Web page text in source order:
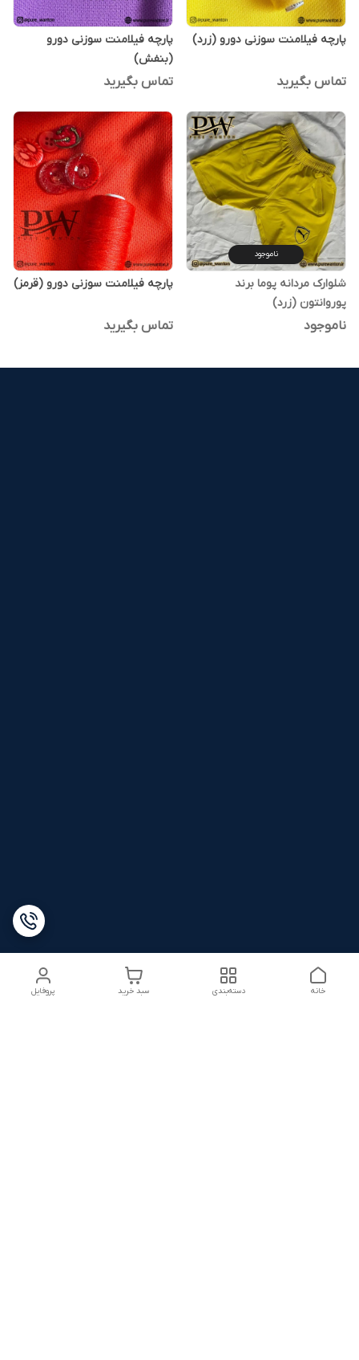
پارچه فیلامنت سوزنی دورو (زرد)
تماس بگیرید
پارچه فیلامنت سوزنی دورو
(بنفش)
تماس بگیرید
ناموجود
شلوارک مردانه پوما برند
پوروانتون (زرد)
ناموجود
پارچه فیلامنت سوزنی دورو (قرمز)
تماس بگیرید
پروفایل سبد خرید دسته‌بندی خانه